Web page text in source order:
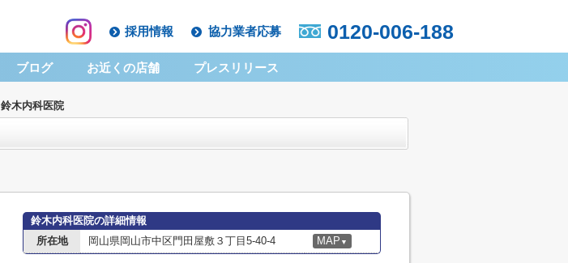
採用情報 協力業者応募 0120-006-188
ブログ お近くの店舗 プレスリリース
鈴木内科医院
鈴木内科医院の詳細情報
所在地
岡山県岡山市中区門田屋敷３丁目5-40-4 MAP ▼